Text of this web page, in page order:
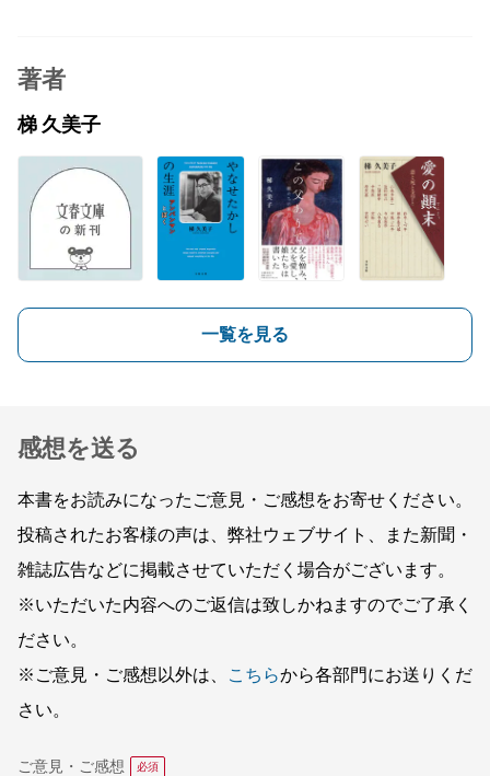
著者
梯 久美子
一覧を見る
感想を送る
本書をお読みになったご意見・ご感想をお寄せください。
投稿されたお客様の声は、弊社ウェブサイト、また新聞・
雑誌広告などに掲載させていただく場合がございます。
※いただいた内容へのご返信は致しかねますのでご了承く
ださい。
※ご意見・ご感想以外は、
こちらから各部門にお送りくだ
さい。
ご意見・ご感想